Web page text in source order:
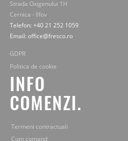
Strada Oxigenului 1H
Cernica - Ilfov
Telefon: +40 21 252 1059
Email: office@fresco.ro
GDPR
Politica de cookie
INFO
COMENZI.
Termeni contractuali
Cum comand